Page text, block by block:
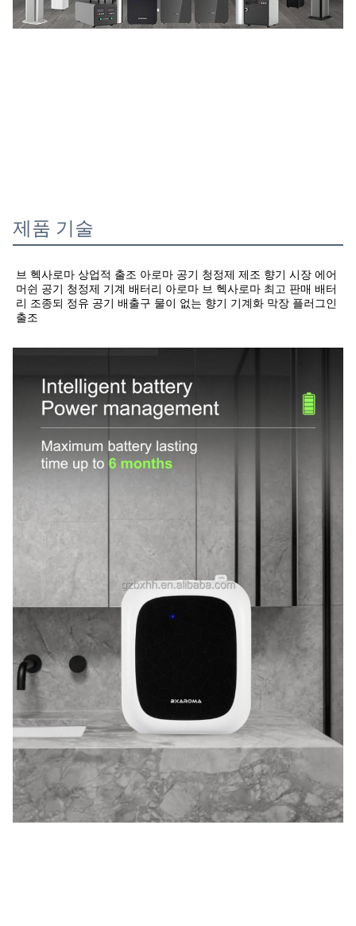
제품 기술
브 헥사로마 상업적 출조 아로마 공기 청정제 제조 향기 시장 에어
머쉰 공기 청정제 기계 배터리 아로마 브 헥사로마 최고 판매 배터
리 조종되 정유 공기 배출구 물이 없는 향기 기계화 막장 플러그인
출조